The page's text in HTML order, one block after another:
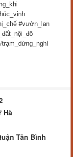
#vườn_lan
Hà
Tân Bình